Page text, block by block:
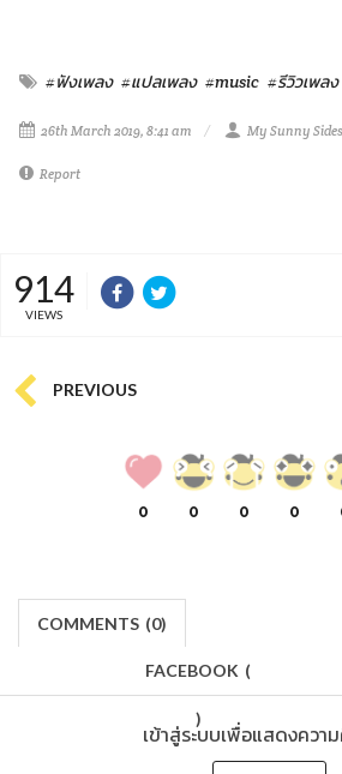
#ฟังเพลง #แปลเพลง #music #รีวิวเพลง
26th March 2019, 8:41 am My Sunny Sides
Report
914
VIEWS
PREVIOUS
0 0 0 0
COMMENTS (0)
FACEBOOK (
)
เข้าสู่ระบบเพื่อแสดงควา